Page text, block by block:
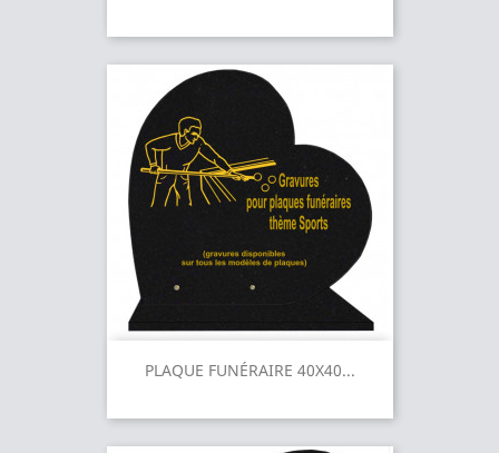
PLAQUE FUNÉRAIRE 40X40...